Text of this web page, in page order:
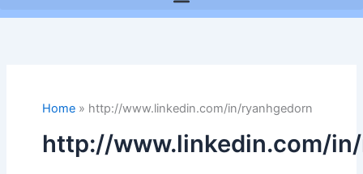
Home» http://www.linkedin.com/in/ryanhgedorn
http://www.linkedin.com/